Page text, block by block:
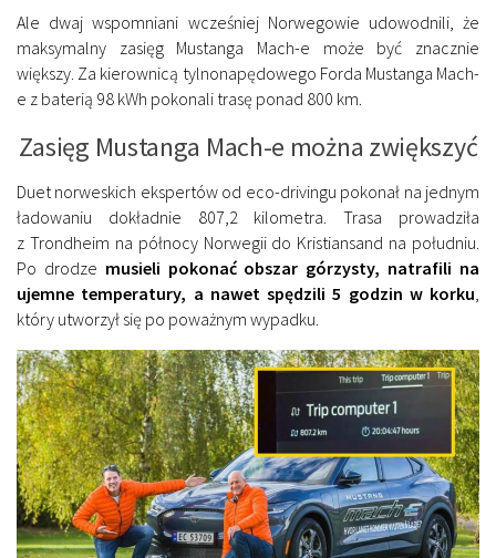
Ale dwaj wspomniani wcześniej Norwegowie udowodnili, że
maksymalny zasięg Mustanga Mach-e może być znacznie
większy. Za kierownicą tylnonapędowego Forda Mustanga Mach-
e z baterią 98 kWh pokonali trasę ponad 800 km.
Zasięg Mustanga Mach-e można zwiększyć
Duet norweskich ekspertów od eco-drivingu pokonał na jednym
ładowaniu dokładnie 807,2 kilometra. Trasa prowadziła
z Trondheim na północy Norwegii do Kristiansand na południu.
Po drodze musieli pokonać obszar górzysty, natrafili na
ujemne temperatury, a nawet spędzili 5 godzin w korku
który utworzył się po poważnym wypadku.